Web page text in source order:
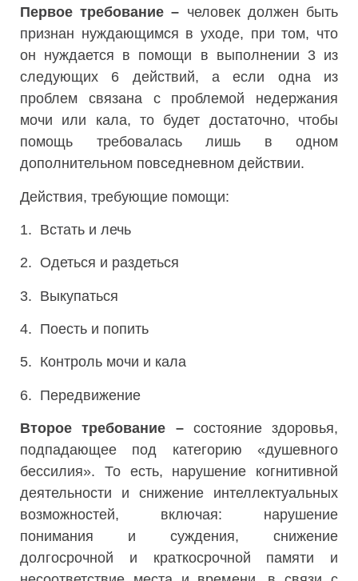
Первое требование – человек должен быть
признан нуждающимся в уходе, при том, что
он нуждается в помощи в выполнении 3 из
следующих 6 действий, а если одна из
проблем связана с проблемой недержания
мочи или кала, то будет достаточно, чтобы
помощь требовалась лишь в одном
дополнительном повседневном действии.
Действия, требующие помощи:
1. Встать и лечь
2. Одеться и раздеться
3. Выкупаться
4. Поесть и попить
5. Контроль мочи и кала
6. Передвижение
Второе требование – состояние здоровья,
подпадающее под категорию «душевного
бессилия». То есть, нарушение когнитивной
деятельности и снижение интеллектуальных
возможностей, включая: нарушение
понимания и суждения, снижение
долгосрочной и краткосрочной памяти и